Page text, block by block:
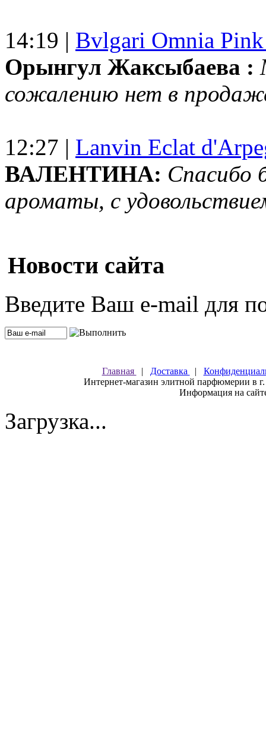
14:19 | Bvlgari Omnia
Орынгул Жаксыбаева :
сожалению нет в
12:27 | Lanvin Eclat
ВАЛЕНТИНА: Спасибо
ароматы, с
Новости сайта
Введите Ваш e-mail для
Главная | Доставка |
Интернет-магазин элитной парфюмерии в
Информация на
Загрузка...